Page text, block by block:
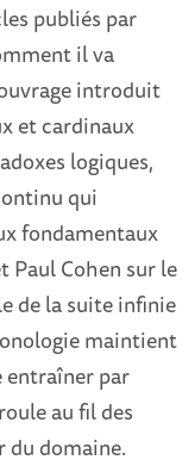
publiés par
il va
introduit
et cardinaux
logiques,
qui
fondamentaux
Paul Cohen sur le
de la suite infinie
maintient
entraîner par
au fil des
du domaine.